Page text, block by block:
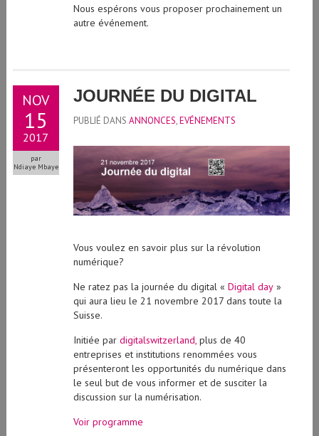
Nous espérons vous proposer prochainement un
autre événement.
NOV
15
2017
par
Ndiaye Mbaye
JOURNÉE DU DIGITAL
PUBLIÉ DANS ANNONCES,EVÉNEMENTS
Vous voulez en savoir plus sur la révolution
numérique?
Ne ratez pas la journée du digital « Digital day»
qui aura lieu le 21 novembre 2017 dans toute la
Suisse.
Initiée pardigitalswitzerland, plus de 40
entreprises et institutions renommées vous
présenteront les opportunités du numérique dans
le seul but de vous informer et de susciter la
discussion sur la numérisation.
Voir programme